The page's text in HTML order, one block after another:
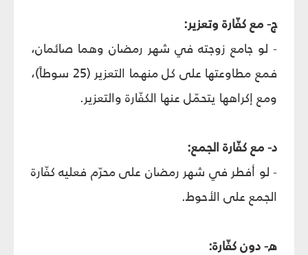
ج- مع كفّارة وتعزير:
- لو جامع زوجته في شهر رمضان وهما صائمان،
فمع مطاوعتها على كل منهما التعزير (25 سوطاً)،
ومع إكراهها يتحمّل عنها الكفّارة والتعزير.
د- مع كفّارة الجمع:
- لو أفطر في شهر رمضان على محرّم فعليه كفّارة
الجمع على الأحوط.
ه- دون كفّارة: